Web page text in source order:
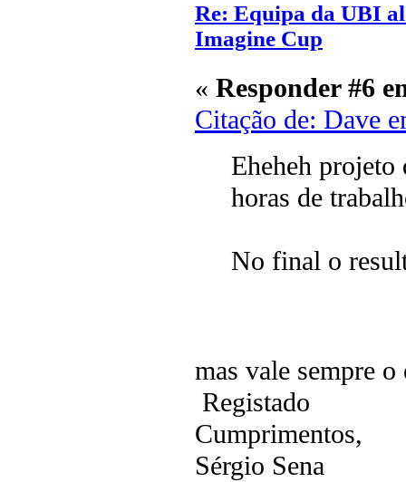
Re: Equipa da UBI
Imagine Cup
« Responder #6
Citação de: Dave
Eheheh projeto
horas de
No final o
mas vale sempre
Registado
Cumprimentos,
Sérgio Sena